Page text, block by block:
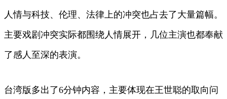
人情与科技、伦理、法律上的冲突也占去了大量篇幅。
主要戏剧冲突实际都围绕人情展开，几位主演也都奉献
了感人至深的表演。
台湾版多出了6分钟内容，主要体现在王世聪的取向问